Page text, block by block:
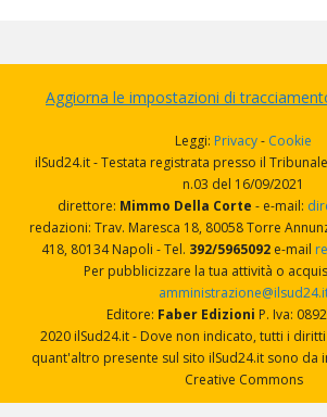
Aggiorna le impostazioni di
Leggi: Privacy- Cookie
ilSud24.it - Testata registrata presso il
n.03 del 16/09/2021
direttore: Mimmo Della Corte - e-mail:
redazioni: Trav. Maresca 18, 80058 Torre
418, 80134 Napoli - Tel. 392/5965092 e-mail
Per pubblicizzare la tua attività o
Editore: Faber Edizioni P. Iva:
2020 ilSud24.it - Dove non indicato, tutti i
quant'altro presente sul sito ilSud24.it sono da
Creative Commons